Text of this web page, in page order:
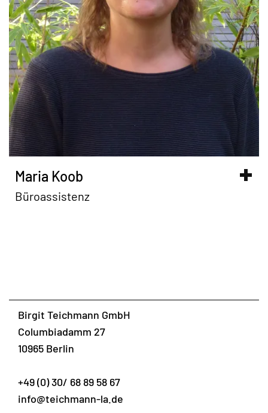
Maria Koob
Büroassistenz
Birgit Teichmann GmbH
Columbiadamm 27
10965 Berlin
+49 (0) 30/ 68 89 58 67
info@teichmann-la.de